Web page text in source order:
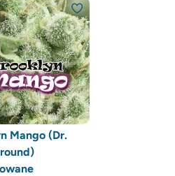
Mango (Dr.